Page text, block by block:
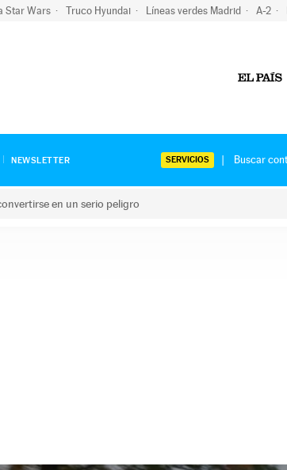
Star Wars Truco Hyundai Líneas verdes Madrid A-2
NEWSLETTER SERVICIOS
en un serio peligro